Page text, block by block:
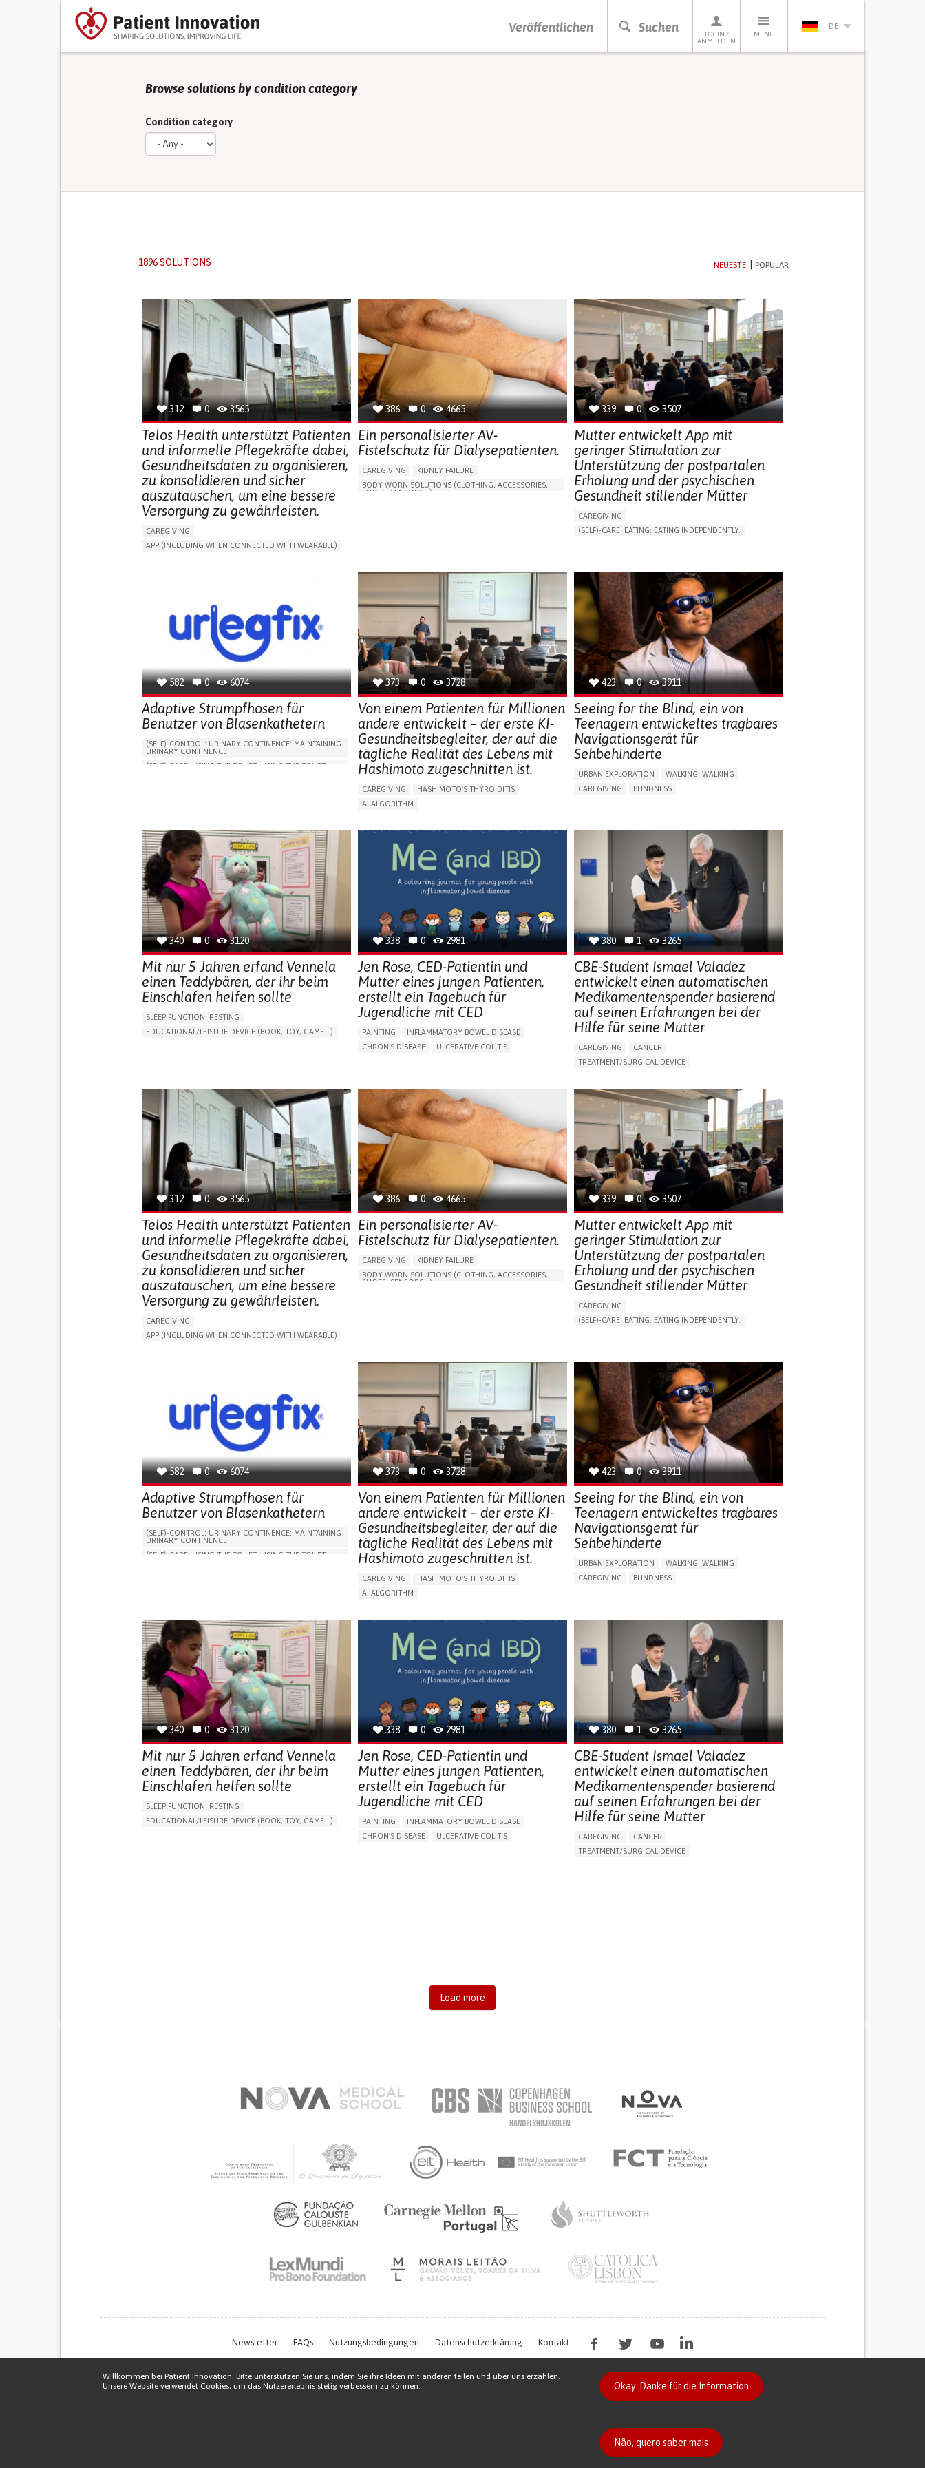
Veröffentlichen Suchen
LOGIN /
ANMELDEN
MENU
DE
DRÜCKEN SIE AUF ENTER UM DIE SUCHE ZU STARTEN
Browse solutions by condition category
Condition category
1896 SOLUTIONS NEUESTE POPULAR
312 0 3565
Telos Health unterstützt Patienten
und informelle Pflegekräfte dabei,
Gesundheitsdaten zu organisieren,
zu konsolidieren und sicher
auszutauschen, um eine bessere
Versorgung zu gewährleisten.
CAREGIVING
APP (INCLUDING WHEN CONNECTED WITH WEARABLE)
386 0 4665
Ein personalisierter AV-
Fistelschutz für Dialysepatienten.
CAREGIVING
KIDNEY FAILURE
BODY-WORN SOLUTIONS (CLOTHING, ACCESSORIES,
SHOES, SENSORS...)
URINARY URGENCY AT NIGHT (NOCTURIA)
TO IMPROVE TREATMENT/THERAPY
PREVENTING (VACCINATION, PROTECTION, FALLS,
RESEARCH/MAPPING)
SLOVENIA
339 0 3507
Mutter entwickelt App mit
geringer Stimulation zur
Unterstützung der postpartalen
Erholung und der psychischen
Gesundheit stillender Mütter
CAREGIVING
(SELF)-CARE: EATING: EATING INDEPENDENTLY.
SUPPORT ON PUERPERIUM/POST-CHILDBIRTH
CAREGIVING SUPPORT
GYNECOLOGY AND OBSTETRICS
PARENTHOOD SUPPORT
WOMEN'S HEALTH
582 0 6074
Adaptive Strumpfhosen für
Benutzer von Blasenkathetern
(SELF)-CONTROL: URINARY CONTINENCE: MAINTAINING
URINARY CONTINENCE
(SELF)-CARE: USING THE TOILET: USING THE TOILET
URINE LEAKAGE WITH COUGHING OR SNEEZING
(STRESS INCONTINENCE)
PROMOTING SELF-MANAGEMENT
GYNECOLOGY AND OBSTETRICS
UROLOGY
PORTUGAL
373 0 3728
Von einem Patienten für Millionen
andere entwickelt – der erste KI-
Gesundheitsbegleiter, der auf die
tägliche Realität des Lebens mit
Hashimoto zugeschnitten ist.
CAREGIVING
HASHIMOTO'S THYROIDITIS
AI ALGORITHM
ENHANCING HEALTH LITERACY
MANAGE MEDICATION
RAISE AWARENESS
CAREGIVING SUPPORT
ENDOCRINOLOGY
MONTENEGRO
423 0 3911
Seeing for the Blind, ein von
Teenagern entwickeltes tragbares
Navigationsgerät für
Sehbehinderte
URBAN EXPLORATION
WALKING: WALKING
CAREGIVING
BLINDNESS
REGAINING SENSORY FUNCTION
PROMOTING SELF-MANAGEMENT
PREVENTING (VACCINATION, PROTECTION, FALLS,
RESEARCH/MAPPING)
CAREGIVING SUPPORT
OPHTHALMOLOGY
340 0 3120
Mit nur 5 Jahren erfand Vennela
einen Teddybären, der ihr beim
Einschlafen helfen sollte
SLEEP FUNCTION: RESTING
EDUCATIONAL/LEISURE DEVICE (BOOK, TOY, GAME...)
338 0 2981
Jen Rose, CED-Patientin und
Mutter eines jungen Patienten,
erstellt ein Tagebuch für
Jugendliche mit CED
PAINTING
INFLAMMATORY BOWEL DISEASE
CHRON'S DISEASE
ULCERATIVE COLITIS
DIARRHEA
NAUSEAS
VOMITING (REGURGITATION)
WEIGHT LOSS
ENHANCING HEALTH LITERACY
RAISE AWARENESS
GASTROENTEROLOGY
PEDIATRICS
UNITED KINGDOM
380 1 3265
CBE-Student Ismael Valadez
entwickelt einen automatischen
Medikamentenspender basierend
auf seinen Erfahrungen bei der
Hilfe für seine Mutter
CAREGIVING
CANCER
TREATMENT/SURGICAL DEVICE
AI ALGORITHM
MANAGE MEDICATION
CAREGIVING SUPPORT
MEDICAL ONCOLOGY
CAREGIVER SUPPORT
UNITED STATES
312 0 3565
Telos Health unterstützt Patienten
und informelle Pflegekräfte dabei,
Gesundheitsdaten zu organisieren,
zu konsolidieren und sicher
auszutauschen, um eine bessere
Versorgung zu gewährleisten.
CAREGIVING
APP (INCLUDING WHEN CONNECTED WITH WEARABLE)
386 0 4665
Ein personalisierter AV-
Fistelschutz für Dialysepatienten.
CAREGIVING
KIDNEY FAILURE
BODY-WORN SOLUTIONS (CLOTHING, ACCESSORIES,
SHOES, SENSORS...)
URINARY URGENCY AT NIGHT (NOCTURIA)
TO IMPROVE TREATMENT/THERAPY
PREVENTING (VACCINATION, PROTECTION, FALLS,
RESEARCH/MAPPING)
SLOVENIA
339 0 3507
Mutter entwickelt App mit
geringer Stimulation zur
Unterstützung der postpartalen
Erholung und der psychischen
Gesundheit stillender Mütter
CAREGIVING
(SELF)-CARE: EATING: EATING INDEPENDENTLY.
SUPPORT ON PUERPERIUM/POST-CHILDBIRTH
CAREGIVING SUPPORT
GYNECOLOGY AND OBSTETRICS
PARENTHOOD SUPPORT
WOMEN'S HEALTH
582 0 6074
Adaptive Strumpfhosen für
Benutzer von Blasenkathetern
(SELF)-CONTROL: URINARY CONTINENCE: MAINTAINING
URINARY CONTINENCE
(SELF)-CARE: USING THE TOILET: USING THE TOILET
URINE LEAKAGE WITH COUGHING OR SNEEZING
(STRESS INCONTINENCE)
PROMOTING SELF-MANAGEMENT
GYNECOLOGY AND OBSTETRICS
UROLOGY
PORTUGAL
373 0 3728
Von einem Patienten für Millionen
andere entwickelt – der erste KI-
Gesundheitsbegleiter, der auf die
tägliche Realität des Lebens mit
Hashimoto zugeschnitten ist.
CAREGIVING
HASHIMOTO'S THYROIDITIS
AI ALGORITHM
ENHANCING HEALTH LITERACY
MANAGE MEDICATION
RAISE AWARENESS
CAREGIVING SUPPORT
ENDOCRINOLOGY
MONTENEGRO
423 0 3911
Seeing for the Blind, ein von
Teenagern entwickeltes tragbares
Navigationsgerät für
Sehbehinderte
URBAN EXPLORATION
WALKING: WALKING
CAREGIVING
BLINDNESS
REGAINING SENSORY FUNCTION
PROMOTING SELF-MANAGEMENT
PREVENTING (VACCINATION, PROTECTION, FALLS,
RESEARCH/MAPPING)
CAREGIVING SUPPORT
OPHTHALMOLOGY
340 0 3120
Mit nur 5 Jahren erfand Vennela
einen Teddybären, der ihr beim
Einschlafen helfen sollte
SLEEP FUNCTION: RESTING
EDUCATIONAL/LEISURE DEVICE (BOOK, TOY, GAME...)
338 0 2981
Jen Rose, CED-Patientin und
Mutter eines jungen Patienten,
erstellt ein Tagebuch für
Jugendliche mit CED
PAINTING
INFLAMMATORY BOWEL DISEASE
CHRON'S DISEASE
ULCERATIVE COLITIS
380 1 3265
CBE-Student Ismael Valadez
entwickelt einen automatischen
Medikamentenspender basierend
auf seinen Erfahrungen bei der
Hilfe für seine Mutter
CAREGIVING
CANCER
TREATMENT/SURGICAL DEVICE
Load more
Newsletter FAQs Nutzungsbedingungen Datenschutzerklärung Kontakt
Willkommen bei Patient Innovation. Bitte unterstützen Sie uns, indem Sie ihre Ideen mit anderen teilen und über uns erzählen.
Unsere Website verwendet Cookies, um das Nutzererlebnis stetig verbessern zu können.
Okay. Danke für die Information
Não, quero saber mais